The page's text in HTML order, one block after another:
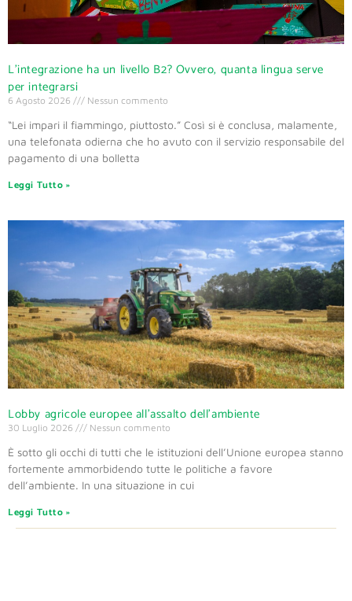
L’integrazione ha un livello B2? Ovvero, quanta lingua serve
per integrarsi
6 Agosto 2026 Nessun commento
“Lei impari il fiammingo, piuttosto.” Così si è conclusa, malamente,
una telefonata odierna che ho avuto con il servizio responsabile del
pagamento di una bolletta
Leggi Tutto »
Lobby agricole europee all’assalto dell’ambiente
30 Luglio 2026 Nessun commento
È sotto gli occhi di tutti che le istituzioni dell’Unione europea stanno
fortemente ammorbidendo tutte le politiche a favore
dell’ambiente. In una situazione in cui
Leggi Tutto »